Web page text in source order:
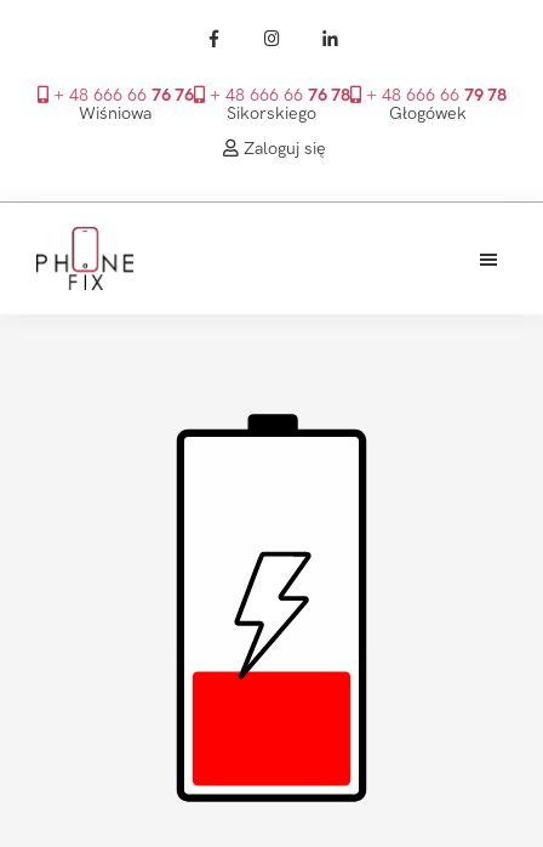
+ 48 666 66 76 76
Wiśniowa
+ 48 666 66 76 78
Sikorskiego
+ 48 666 66 79 78
Głogówek
Zaloguj się
głównego